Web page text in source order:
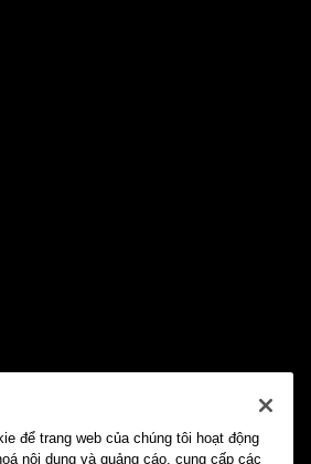
để trang web của chúng tôi hoạt động
nội dung và quảng cáo, cung cấp các